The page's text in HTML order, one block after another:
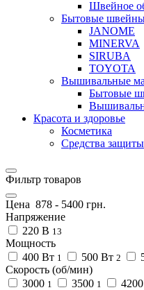
Швейное
Бытовые
JANOME
MINERVA
SIRUBA
TOYOTA
Вышивальные
Бытовые
Красота и здоровье
Косметика
Средства защиты
Фильтр товаров
Цена 878 - 5400 грн.
Напряжение
220 В 13
Мощность
400 Вт 1 500 Вт 2
Скорость (об/мин)
3000 1 3500 1 4200